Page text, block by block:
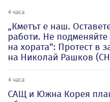
4 часа
„Кметът е наш.
работи. Не подменяйте
на хората“: Протест в
на Николай Рашков
4 часа
САЩ и Южна Корея